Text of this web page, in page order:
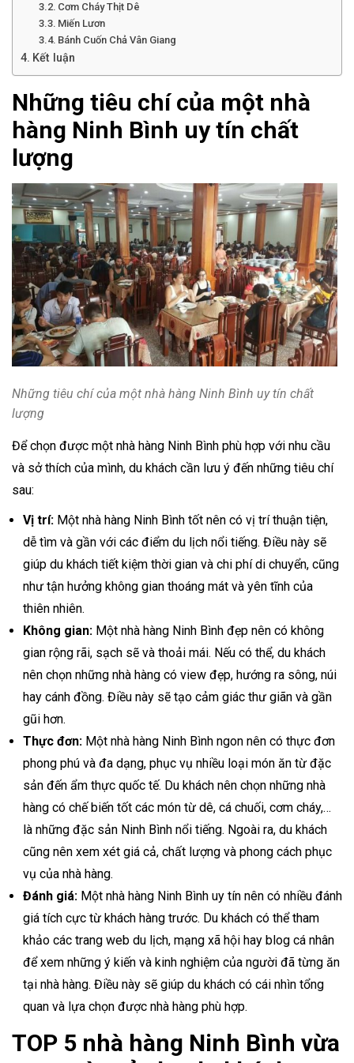
Cơm Cháy Thịt Dê
Miến Lươn
Bánh Cuốn Chả Vân Giang
Kết luận
Những tiêu chí của một nhà
hàng Ninh Bình uy tín chất
lượng
Những tiêu chí của một nhà hàng Ninh Bình uy tín chất
lượng
Để chọn được một nhà hàng Ninh Bình phù hợp với nhu cầu
và sở thích của mình, du khách cần lưu ý đến những tiêu chí
sau:
Vị trí: Một nhà hàng Ninh Bình tốt nên có vị trí thuận tiện,
dễ tìm và gần với các điểm du lịch nổi tiếng. Điều này sẽ
giúp du khách tiết kiệm thời gian và chi phí di chuyển, cũng
như tận hưởng không gian thoáng mát và yên tĩnh của
thiên nhiên.
Không gian: Một nhà hàng Ninh Bình đẹp nên có không
gian rộng rãi, sạch sẽ và thoải mái. Nếu có thể, du khách
nên chọn những nhà hàng có view đẹp, hướng ra sông, núi
hay cánh đồng. Điều này sẽ tạo cảm giác thư giãn và gần
gũi hơn.
Thực đơn: Một nhà hàng Ninh Bình ngon nên có thực đơn
phong phú và đa dạng, phục vụ nhiều loại món ăn từ đặc
sản đến ẩm thực quốc tế. Du khách nên chọn những nhà
hàng có chế biến tốt các món từ dê, cá chuối, cơm cháy,…
là những đặc sản Ninh Bình nổi tiếng. Ngoài ra, du khách
cũng nên xem xét giá cả, chất lượng và phong cách phục
vụ của nhà hàng.
Đánh giá: Một nhà hàng Ninh Bình uy tín nên có nhiều đánh
giá tích cực từ khách hàng trước. Du khách có thể tham
khảo các trang web du lịch, mạng xã hội hay blog cá nhân
để xem những ý kiến và kinh nghiệm của người đã từng ăn
tại nhà hàng. Điều này sẽ giúp du khách có cái nhìn tổng
quan và lựa chọn được nhà hàng phù hợp.
TOP 5 nhà hàng Ninh Bình vừa